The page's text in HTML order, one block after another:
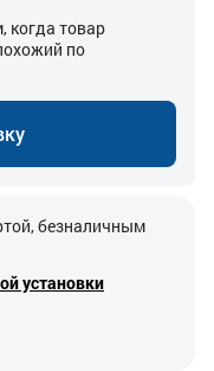
когда товар
по
безналичным
установки